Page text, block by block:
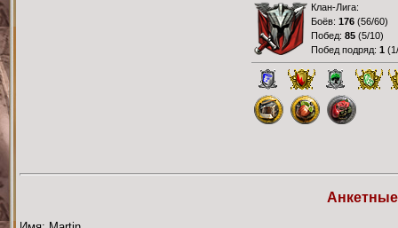
Клан-Лига:
Боёв: 176 (56/60)
Побед: 85 (5/10)
Побед подряд: 1 (